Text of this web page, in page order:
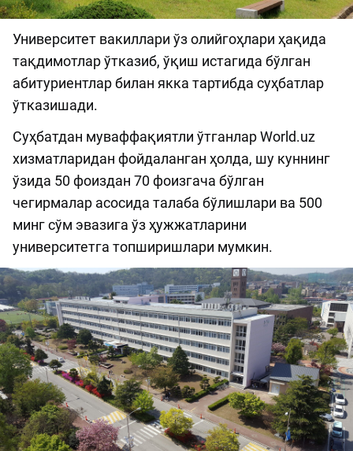
Университет вакиллари ўз олийгоҳлари ҳақида
тақдимотлар ўтказиб, ўқиш истагида бўлган
абитуриентлар билан якка тартибда суҳбатлар
ўтказишади.
Суҳбатдан муваффақиятли ўтганлар World.uz
хизматларидан фойдаланган ҳолда, шу куннинг
ўзида 50 фоиздан 70 фоизгача бўлган
чегирмалар асосида талаба бўлишлари ва 500
минг сўм эвазига ўз ҳужжатларини
университетга топширишлари мумкин.